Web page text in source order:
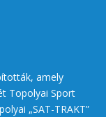
amely
Topolyai Sport
„SAT-TRAKT”